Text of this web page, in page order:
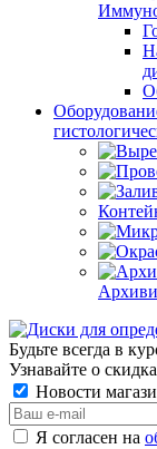
Будьте всегда в
Узнавайте о
Новости
Я согласен на